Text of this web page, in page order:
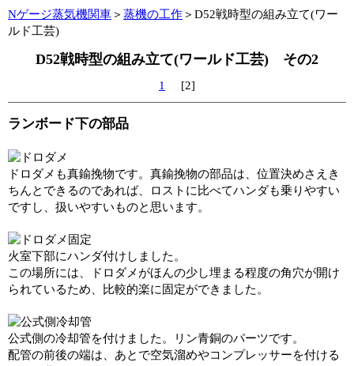
Nゲージ蒸気機関車＞ 蒸機の工作＞D52戦時型の組み立て(ワー
ルド工芸)
D52戦時型の組み立て(ワールド工芸) その2
1 [2]
ランボード下の部品
ドロダメも真鍮挽物です。真鍮挽物の部品は、位置決めさえき
ちんとできるのであれば、ロストに比べてハンダも乗りやすい
ですし、扱いやすいものと思います。
火室下部にハンダ付けしました。
この場所には、ドロダメがほんの少し埋まる程度の角穴が開け
られているため、比較的楽に固定ができました。
公式側の冷却管を付けました。リン青銅のパーツです。
配管の前後の端は、あとで空気溜めやコンプレッサーを付ける